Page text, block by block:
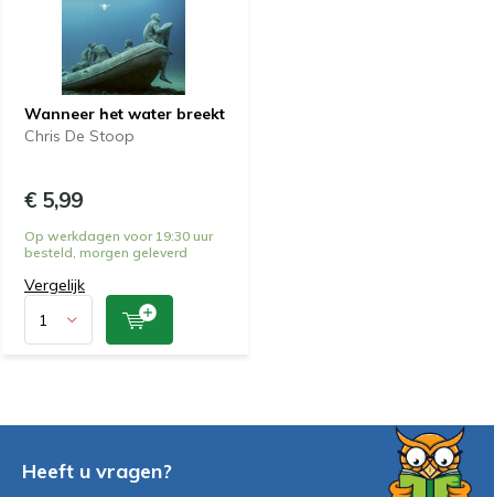
Wanneer het water breekt
Chris De Stoop
€ 5,99
Op werkdagen voor 19:30 uur
besteld, morgen geleverd
Vergelijk
Heeft u vragen?